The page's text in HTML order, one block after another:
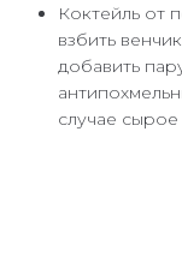
Коктейль от
взбить
добавить
случае